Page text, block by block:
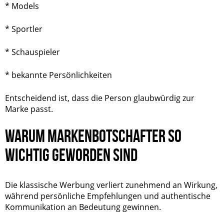
* Models
* Sportler
* Schauspieler
* bekannte Persönlichkeiten
Entscheidend ist, dass die Person glaubwürdig zur
Marke passt.
WARUM MARKENBOTSCHAFTER SO
WICHTIG GEWORDEN SIND
Die klassische Werbung verliert zunehmend an Wirkung,
während persönliche Empfehlungen und authentische
Kommunikation an Bedeutung gewinnen.